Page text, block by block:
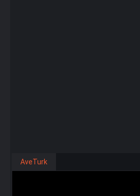
AveTurk